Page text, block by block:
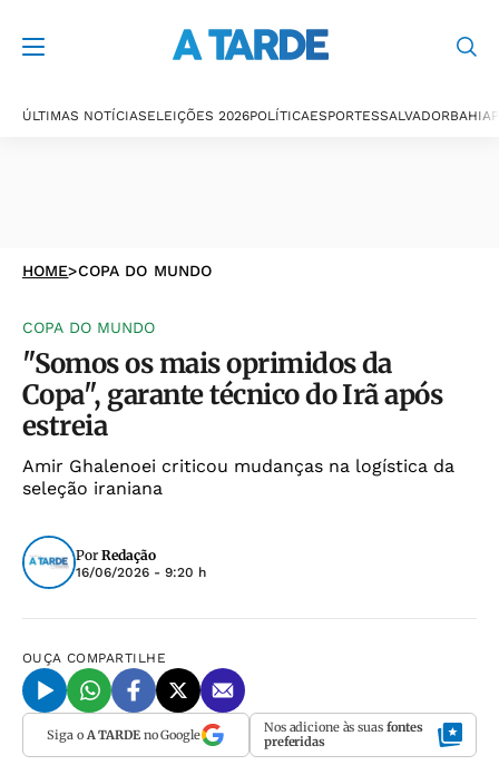
ÚLTIMAS NOTÍCIASELEIÇÕES 2026POLÍTICAESPORTESSALVADORBAHIA
HOME>COPA DO MUNDO
COPA DO MUNDO
"Somos os mais oprimidos da
Copa", garante técnico do Irã após
estreia
Amir Ghalenoei criticou mudanças na logística da
seleção iraniana
Por Redação
16/06/2026 - 9:20 h
OUÇA COMPARTILHE
Siga o A TARDEno Google Nos adicione às suas fontes
preferidas